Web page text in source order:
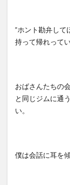
”ホント勘弁して
持って帰れって
おばさんたちの
と同じジムに通
い。
僕は会話に耳を傾